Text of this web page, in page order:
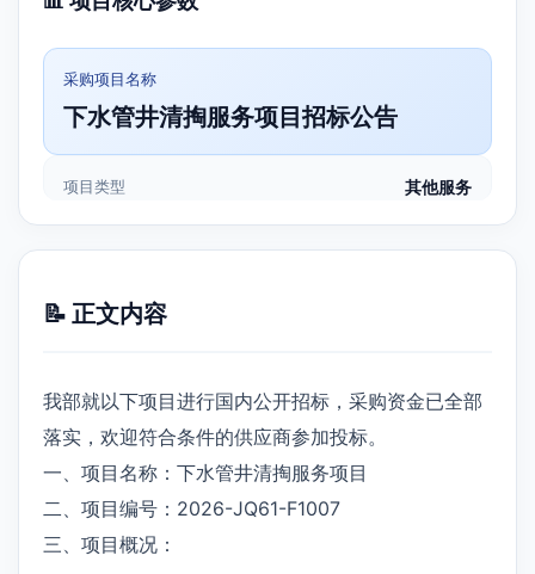
采购项目名称
下水管井清掏服务项目招标公告
项目类型 其他服务
📝 正文内容
我部就以下项目进行国内公开招标，采购资金已全部
落实，欢迎符合条件的供应商参加投标。
一、项目名称：下水管井清掏服务项目
二、项目编号：2026-JQ61-F1007
三、项目概况：